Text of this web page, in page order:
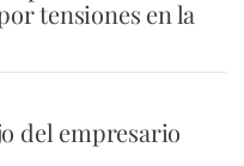
tensiones en la
del empresario